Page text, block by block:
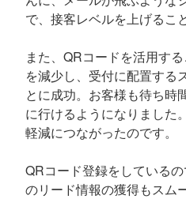
で、接客レベルを上げるこ
また、QRコードを活用す
を減少し、受付に配置する
とに成功。お客様も待ち時
に行けるようになりました
軽減につながったのです。
QRコード登録をしている
のリード情報の獲得もスム